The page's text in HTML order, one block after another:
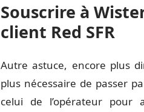
Souscrire à
client Red SFR
Autre astuce, encore plus
plus nécessaire de passer
celui de l’opérateur pour